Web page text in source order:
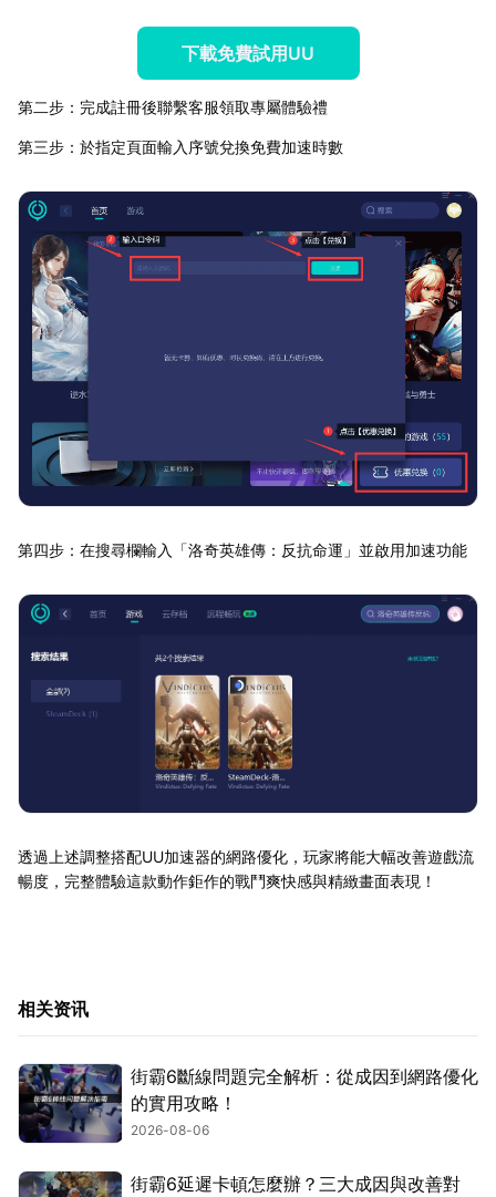
下載免費試用UU
第二步：完成註冊後聯繫客服領取專屬體驗禮
第三步：於指定頁面輸入序號兌換免費加速時數
第四步：在搜尋欄輸入「洛奇英雄傳：反抗命運」並啟用加速功能
透過上述調整搭配UU加速器的網路優化，玩家將能大幅改善遊戲流
暢度，完整體驗這款動作鉅作的戰鬥爽快感與精緻畫面表現！
相关资讯
街霸6斷線問題完全解析：從成因到網路優化
的實用攻略！
2026-08-06
街霸6延遲卡頓怎麼辦？三大成因與改善對